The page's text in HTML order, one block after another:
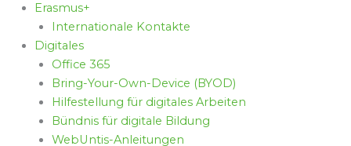
Erasmus+
Internationale Kontakte
Digitales
Office 365
Bring-Your-Own-Device (BYOD)
Hilfestellung für digitales Arbeiten
Bündnis für digitale Bildung
WebUntis-Anleitungen